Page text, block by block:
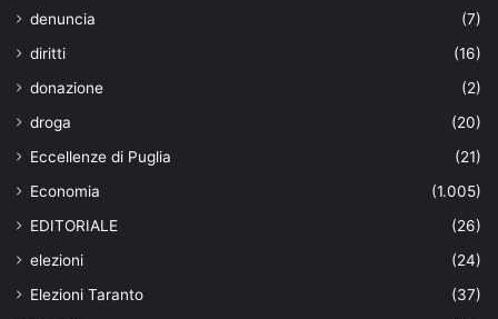
denuncia
(7)
diritti
(16)
donazione
(2)
droga
(20)
Eccellenze di Puglia
(21)
Economia
(1.005)
EDITORIALE
(26)
elezioni
(24)
Elezioni Taranto
(37)